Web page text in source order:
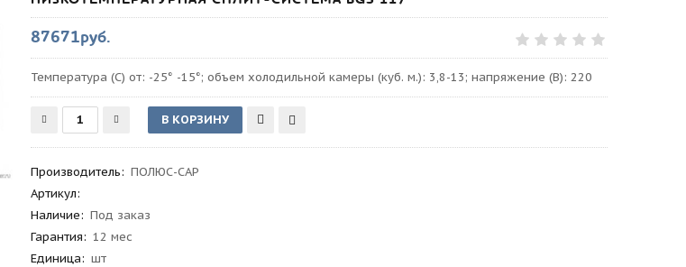
87671руб.
Температура (С) от: -25° -15°; объем холодильной камеры (куб. м.): 3,8-13; напряжение (В): 220
Производитель: ПОЛЮС-САР
Артикул:
Наличие: Под заказ
Гарантия: 12 мес
Единица: шт